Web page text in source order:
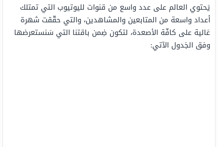
يَحتوي العالم على عدد واسع من قنوات لليوتيوب التي تمتلك
أعداد واسعة من المتابعين والمشاهدين، والتي حقّقت شهرة
عَالية على كافّة الأصعدة، لتكون ضِمن باقتنا التي سَنستعرضها
وفق الجَدول الآتي: